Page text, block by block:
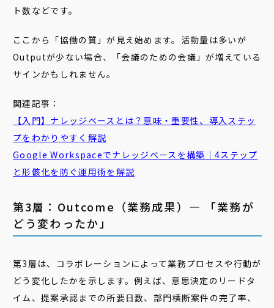
ト数などです。
ここから「協働の質」が見え始めます。活動量は多いが
Outputが少ない場合、「会議のための会議」が増えている
サインかもしれません。
関連記事：
【入門】ナレッジベースとは？意味・重要性、導入ステッ
プをわかりやすく解説
Google Workspaceでナレッジベースを構築｜4ステップ
と形骸化を防ぐ運用術を解説
第3層：Outcome（業務成果）― 「業務が
どう変わったか」
第3層は、コラボレーションによって業務プロセスや行動が
どう変化したかを示します。例えば、意思決定のリードタ
イム、提案承認までの所要日数、部門横断案件の完了率、